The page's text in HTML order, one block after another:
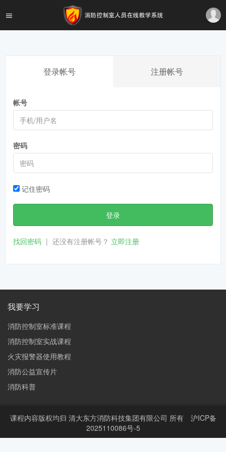
登录帐号 注册帐号
帐号
密码
记住密码
登录
找回密码 | 还没有注册帐号？ 立即注册
我要学习
消防控制室标准课程
消防控制室实战课程
火灾报警器使用教程
消防公益宣传片
消防科普
课程内容版权均归 清大东方消防科技集团有限公司 所有
沪ICP备
2025110086号-5